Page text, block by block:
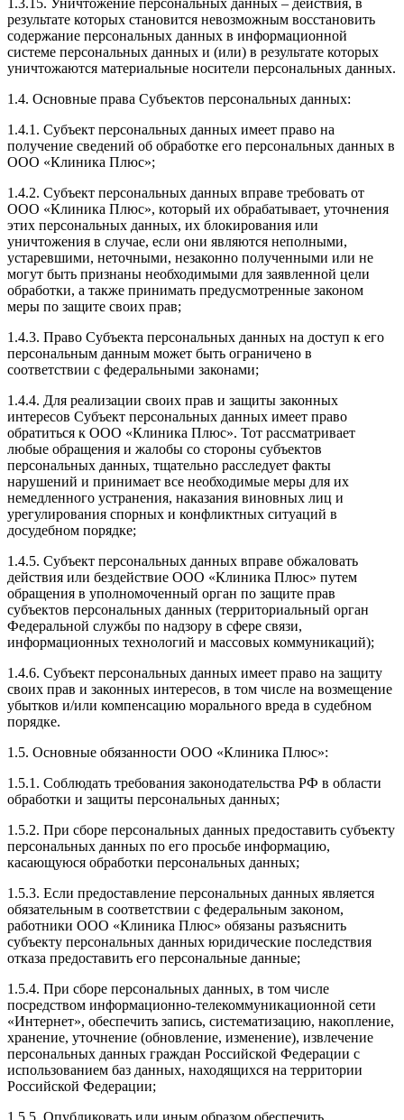
1.3.15. Уничтожение персональных данных – действия, в
результате которых становится невозможным восстановить
содержание персональных данных в информационной
системе персональных данных и (или) в результате которых
уничтожаются материальные носители персональных данных.
1.4. Основные права Субъектов персональных данных:
1.4.1. Субъект персональных данных имеет право на
получение сведений об обработке его персональных данных в
ООО «Клиника Плюс»;
1.4.2. Субъект персональных данных вправе требовать от
ООО «Клиника Плюс», который их обрабатывает, уточнения
этих персональных данных, их блокирования или
уничтожения в случае, если они являются неполными,
устаревшими, неточными, незаконно полученными или не
могут быть признаны необходимыми для заявленной цели
обработки, а также принимать предусмотренные законом
меры по защите своих прав;
1.4.3. Право Субъекта персональных данных на доступ к его
персональным данным может быть ограничено в
соответствии с федеральными законами;
1.4.4. Для реализации своих прав и защиты законных
интересов Субъект персональных данных имеет право
обратиться к ООО «Клиника Плюс». Тот рассматривает
любые обращения и жалобы со стороны субъектов
персональных данных, тщательно расследует факты
нарушений и принимает все необходимые меры для их
немедленного устранения, наказания виновных лиц и
урегулирования спорных и конфликтных ситуаций в
досудебном порядке;
1.4.5. Субъект персональных данных вправе обжаловать
действия или бездействие ООО «Клиника Плюс» путем
обращения в уполномоченный орган по защите прав
субъектов персональных данных (территориальный орган
Федеральной службы по надзору в сфере связи,
информационных технологий и массовых коммуникаций);
1.4.6. Субъект персональных данных имеет право на защиту
своих прав и законных интересов, в том числе на возмещение
убытков и/или компенсацию морального вреда в судебном
порядке.
1.5. Основные обязанности ООО «Клиника Плюс»:
1.5.1. Соблюдать требования законодательства РФ в области
обработки и защиты персональных данных;
1.5.2. При сборе персональных данных предоставить субъекту
персональных данных по его просьбе информацию,
касающуюся обработки персональных данных;
1.5.3. Если предоставление персональных данных является
обязательным в соответствии с федеральным законом,
работники ООО «Клиника Плюс» обязаны разъяснить
субъекту персональных данных юридические последствия
отказа предоставить его персональные данные;
1.5.4. При сборе персональных данных, в том числе
посредством информационно-телекоммуникационной сети
«Интернет», обеспечить запись, систематизацию, накопление,
хранение, уточнение (обновление, изменение), извлечение
персональных данных граждан Российской Федерации с
использованием баз данных, находящихся на территории
Российской Федерации;